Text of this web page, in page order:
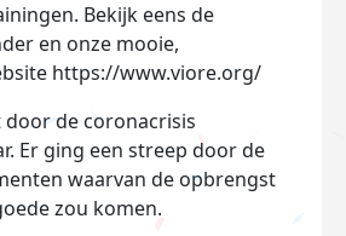
Bekijk eens de
en onze mooie,
https://www.viore.org/
de coronacrisis
Er ging een streep door de
waarvan de opbrengst
zou komen.